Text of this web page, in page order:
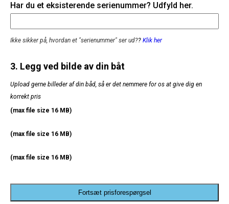
Har du et eksisterende serienummer? Udfyld her.
Ikke sikker på, hvordan et "serienummer" ser ud?? Klik her
3. Legg ved bilde av din båt
Upload gerne billeder af din båd, så er det nemmere for os at give dig en
korrekt pris
(max file size 16 MB)
(max file size 16 MB)
(max file size 16 MB)
Fortsæt prisforespørgsel